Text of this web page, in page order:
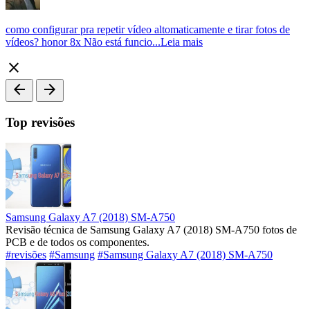
como configurar pra repetir vídeo altomaticamente e tirar fotos de
vídeos? honor 8x Não está funcio...Leia mais
close
arrow_back
arrow_forward
Top revisões
Samsung Galaxy A7 (2018) SM-A750
Revisão técnica de Samsung Galaxy A7 (2018) SM-A750 fotos de
PCB e de todos os componentes.
#revisões #Samsung #Samsung Galaxy A7 (2018) SM-A750